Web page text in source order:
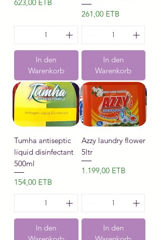
623,00 ETB
In den
Warenkorb
Preis
261,00 ETB
In den
Warenkorb
Tumha antiseptic
liquid disinfectant
500ml
Preis
154,00 ETB
In den
Azzy laundry flower
5ltr
Preis
1.199,00 ETB
In den